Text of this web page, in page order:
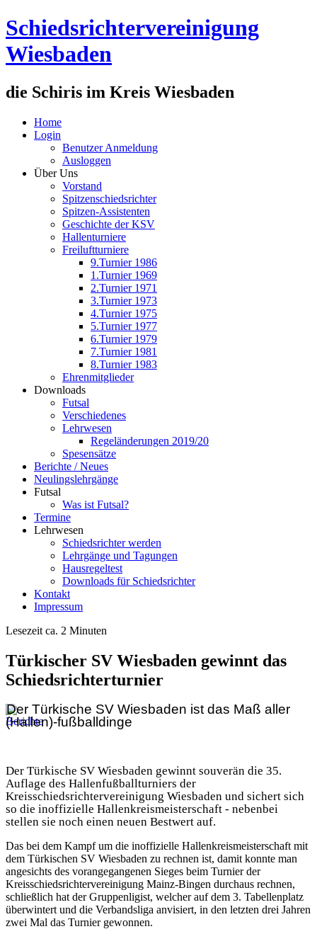
Schiedsrichtervereinigung
Wiesbaden
die Schiris im Kreis Wiesbaden
Home
Login
Benutzer Anmeldung
Ausloggen
Über Uns
Vorstand
Spitzenschiedsrichter
Spitzen-Assistenten
Geschichte der KSV
Hallenturniere
Freiluftturniere
9.Turnier 1986
1.Turnier 1969
2.Turnier 1971
3.Turnier 1973
4.Turnier 1975
5.Turnier 1977
6.Turnier 1979
7.Turnier 1981
8.Turnier 1983
Ehrenmitglieder
Downloads
Futsal
Verschiedenes
Lehrwesen
Regeländerungen 2019/20
Spesensätze
Berichte / Neues
Neulingslehrgänge
Futsal
Was ist Futsal?
Termine
Lehrwesen
Schiedsrichter werden
Lehrgänge und Tagungen
Hausregeltest
Downloads für Schiedsrichter
Kontakt
Impressum
Lesezeit ca. 2 Minuten
Türkischer SV Wiesbaden gewinnt das
Schiedsrichterturnier
Der Türkische SV Wiesbaden ist das Maß aller
(Hallen)-fußballdinge
Der Türkische SV Wiesbaden gewinnt souverän die 35.
Auflage des Hallenfußballturniers der
Kreisschiedsrichtervereinigung Wiesbaden und sichert sich
so die inoffizielle Hallenkreismeisterschaft - nebenbei
stellen sie noch einen neuen Bestwert auf.
Das bei dem Kampf um die inoffizielle Hallenkreismeisterschaft mit
dem Türkischen SV Wiesbaden zu rechnen ist, damit konnte man
angesichts des vorangegangenen Sieges beim Turnier der
Kreisschiedsrichtervereinigung Mainz-Bingen durchaus rechnen,
schließlich hat der Gruppenligist, welcher auf dem 3. Tabellenplatz
überwintert und die Verbandsliga anvisiert, in den letzten drei Jahren
zwei Mal das Turnier gewonnen.